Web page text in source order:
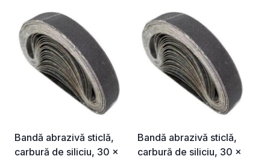
Bandă abrazivă sticlă,
carbură de siliciu, 30 x
Bandă abrazivă sticlă,
carbură de siliciu, 30 x